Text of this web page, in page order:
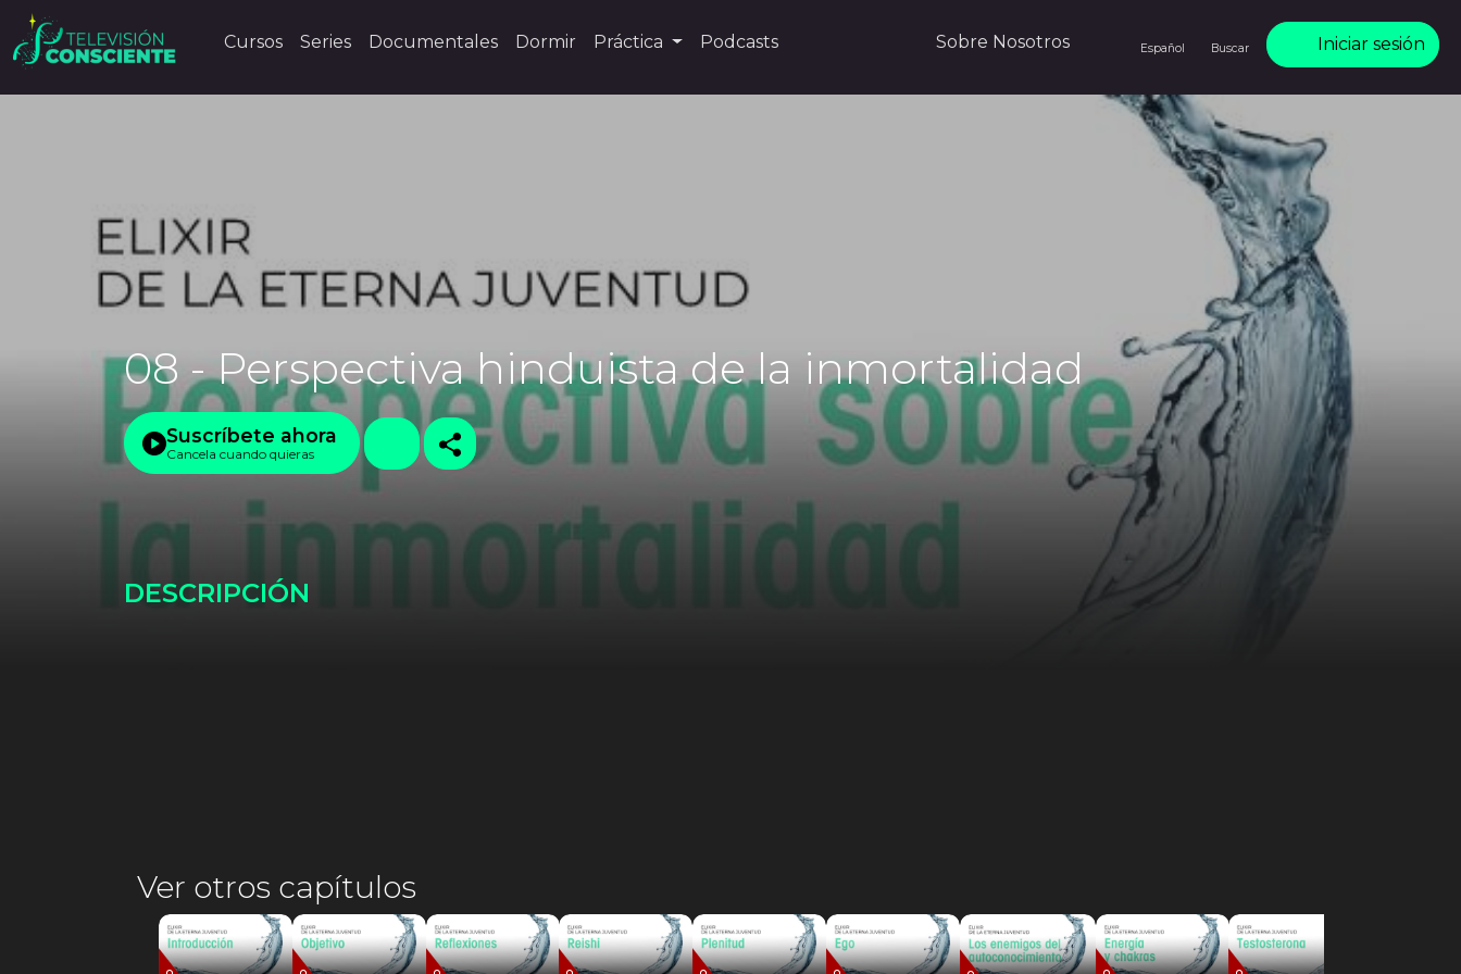
Cursos Series Documentales Dormir Práctica Podcasts Sobre Nosotros Español Buscar Iniciar sesión
08 - Perspectiva hinduista de la inmortalidad
Suscríbete ahora
Cancela cuando quieras
DESCRIPCIÓN
Ver otros capítulos